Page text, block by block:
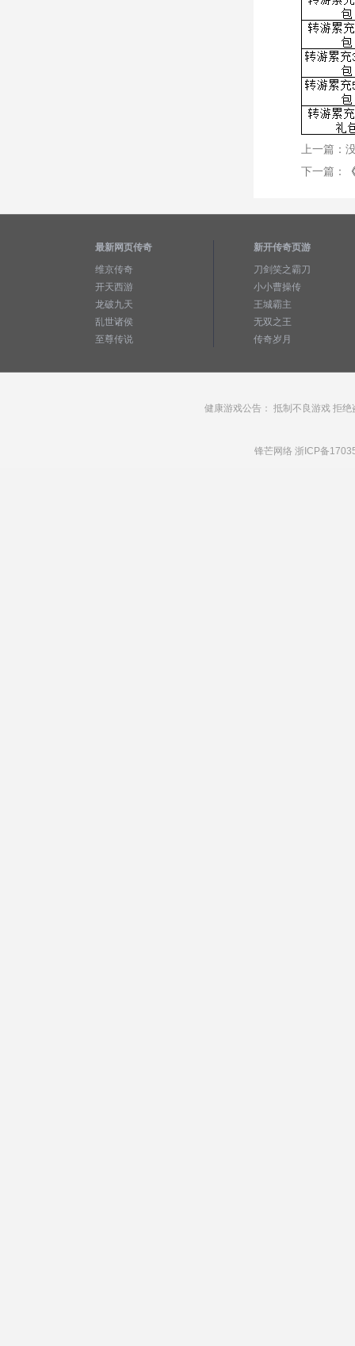
上一篇：
下一篇：
最新网页传奇
维京传奇
开天西游
龙破九天
乱世诸侯
至尊传说
新开传奇页游
刀剑笑之霸刀
小小曹操传
王城霸主
无双之王
传奇岁月
健康游戏公告： 抵制不良游戏 拒
锋芒网络 浙ICP备